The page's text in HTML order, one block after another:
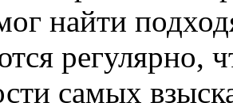
найти
регулярно,
самых